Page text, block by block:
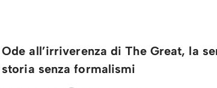
Ode all’irriverenza di The Great, la
storia senza formalismi